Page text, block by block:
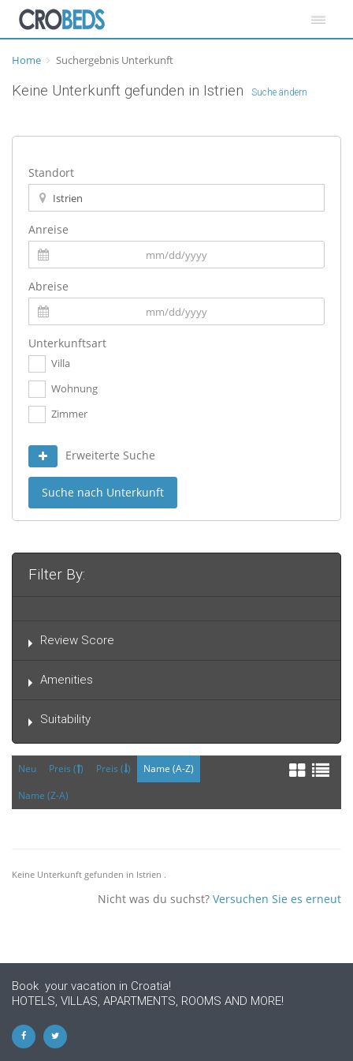
Home Suchergebnis Unterkunft
Keine Unterkunft gefunden in Istrien Suche ändern
Standort
Anreise
Abreise
Unterkunftsart
Villa
Wohnung
Zimmer
Erweiterte Suche
Suche nach Unterkunft
Filter By:
Review Score
Amenities
Suitability
Neu Preis ( ) Preis ( )
Name (A-Z)
Name (Z-A)
Keine Unterkunft gefunden in Istrien .
Nicht was du suchst? Versuchen Sie es erneut
Book your vacation in Croatia!
HOTELS, VILLAS, APARTMENTS, ROOMS AND MORE!